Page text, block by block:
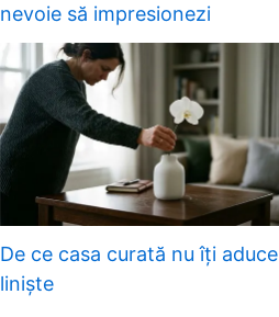
nevoie să impresionezi
De ce casa curată nu îți aduce
liniște